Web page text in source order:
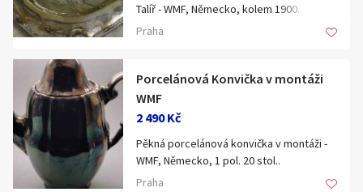
Talíř - WMF, Německo, kolem 1900.
Rozměry: průměr 30cm.
Praha
Porcelánová Konvička v montáži
WMF
2 490 Kč
Pěkná porcelánová konvička v montáži -
WMF, Německo, 1 pol. 20 stol..
Rozmery:
Praha